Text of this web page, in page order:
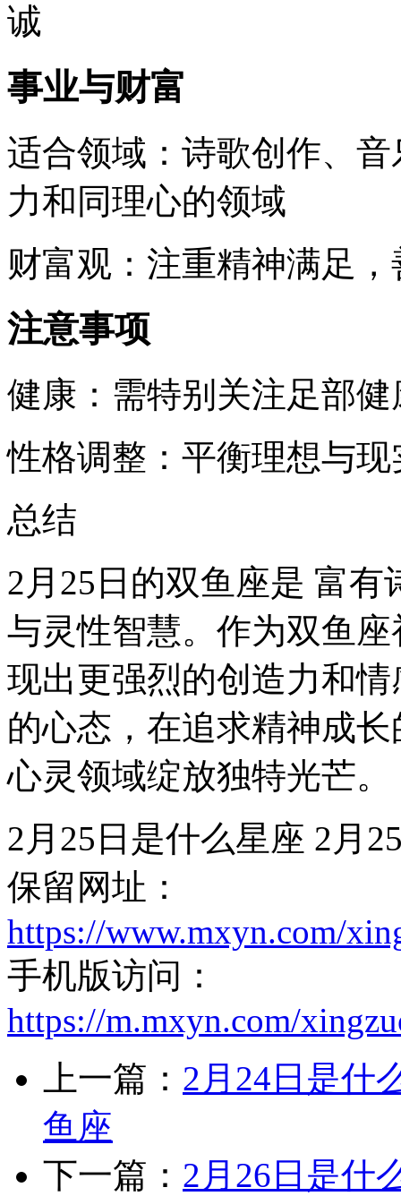
诚
事业与财富
适合领域：诗歌创作、
力和同理心的领域
财富观：注重精神满足
注意事项
健康：需特别关注足部
性格调整：平衡理想与
总结
2月25日的双鱼座是 富
与灵性智慧。作为双鱼
现出更强烈的创造力和
的心态，在追求精神成
心灵领域绽放独特光芒。
2月25日是什么星座 2月
保留网址：
https://www.mxyn.com/
手机版访问：
https://m.mxyn.com/
上一篇： 2月24日是什
鱼座
下一篇： 2月26日是什